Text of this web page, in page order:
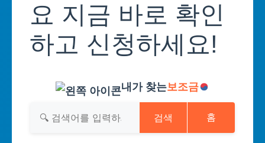
요 지금 바로 확인
하고 신청하세요!
내가 찾는보조금
검색 홈